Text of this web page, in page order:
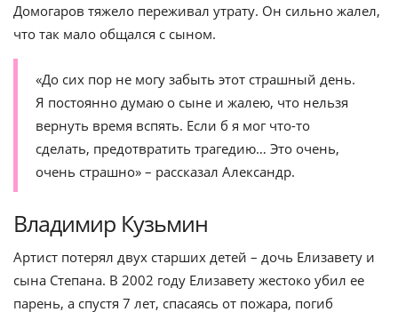
Домогаров тяжело переживал утрату. Он сильно жалел,
что так мало общался с сыном.
«До сих пор не могу забыть этот страшный день.
Я постоянно думаю о сыне и жалею, что нельзя
вернуть время вспять. Если б я мог что-то
сделать, предотвратить трагедию… Это очень,
очень страшно» – рассказал Александр.
Владимир Кузьмин
Артист потерял двух старших детей – дочь Елизавету и
сына Степана. В 2002 году Елизавету жестоко убил ее
парень, а спустя 7 лет, спасаясь от пожара, погиб